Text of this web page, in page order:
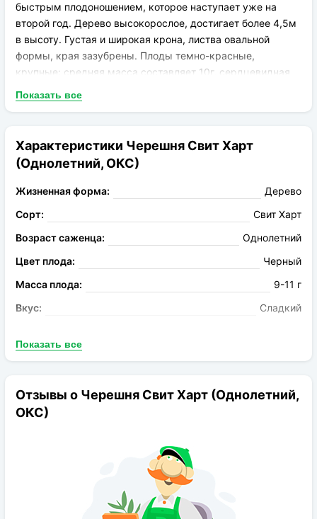
быстрым плодоношением, которое наступает уже на
второй год. Дерево высокорослое, достигает более 4,5м
в высоту. Густая и широкая крона, листва овальной
формы, края зазубрены. Плоды темно-красные,
крупные: средняя масса составляет 10г, сердцевидная
транспортировку. Устойчивы к потрескиваниям при
переносит морозы и засуху. Ягоды содержат большое
количество витамина С и пектинов.
Показать все
Характеристики Черешня Свит Харт
(Однолетний, ОКС)
Жизненная форма:
Дерево
Сорт:
Свит Харт
Возраст саженца:
Однолетний
Цвет плода:
Черный
Масса плода:
9-11 г
Вкус:
Сладкий
Опыление:
Род:
Черешня
Показать все
Отзывы о Черешня Свит Харт (Однолетний,
ОКС)